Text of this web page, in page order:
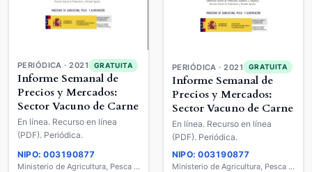
PERIÓDICA · 2021 GRATUITA
Informe Semanal de
Precios y Mercados:
Sector Vacuno de Carne
En línea. Recurso en línea
(PDF). Periódica.
NIPO: 003190877
Ministerio de Agricultura, Pesca y Alimentación
PERIÓDICA · 2021 GRATUITA
Informe Semanal de
Precios y Mercados:
Sector Vacuno de Carne
En línea. Recurso en línea
(PDF). Periódica.
NIPO: 003190877
Ministerio de Agricultura, Pesca y Alimentación